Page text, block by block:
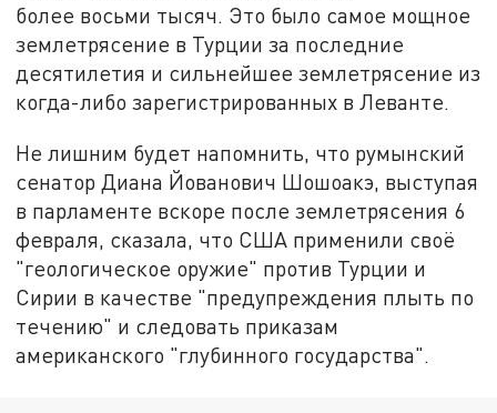
более восьми тысяч. Это было самое мощное
землетрясение в Турции за последние
десятилетия и сильнейшее землетрясение из
когда-либо зарегистрированных в Леванте.
Не лишним будет напомнить, что румынский
сенатор Диана Йованович Шошоакэ, выступая
в парламенте вскоре после землетрясения 6
февраля, сказала, что США применили своё
"геологическое оружие" против Турции и
Сирии в качестве "предупреждения плыть по
течению" и следовать приказам
американского "глубинного государства".